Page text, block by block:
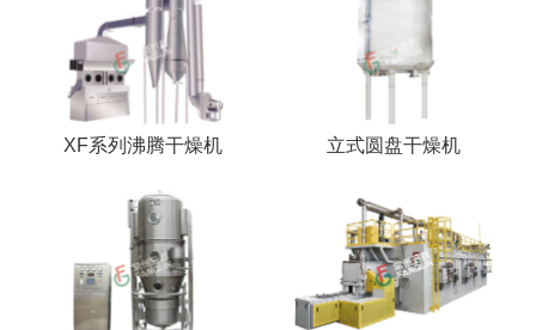
XF系列沸腾干燥机 立式圆盘干燥机